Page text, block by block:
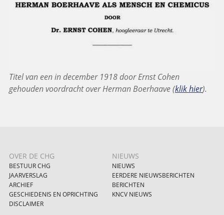
Titel van een in december 1918 door Ernst Cohen
gehouden voordracht over Herman Boerhaave (klik hier).
OVER DE CHG
BESTUUR CHG
JAARVERSLAG
ARCHIEF
GESCHIEDENIS EN OPRICHTING
DISCLAIMER
NIEUWS
NIEUWS
EERDERE NIEUWSBERICHTEN
BERICHTEN
KNCV NIEUWS